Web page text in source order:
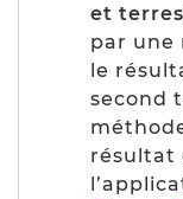
et
par une
le
second
résultat